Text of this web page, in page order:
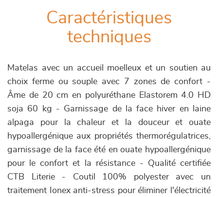
Caractéristiques
techniques
Matelas avec un accueil moelleux et un soutien au
choix ferme ou souple avec 7 zones de confort -
Âme de 20 cm en polyuréthane Elastorem 4.0 HD
soja 60 kg - Garnissage de la face hiver en laine
alpaga pour la chaleur et la douceur et ouate
hypoallergénique aux propriétés thermorégulatrices,
garnissage de la face été en ouate hypoallergénique
pour le confort et la résistance - Qualité certifiée
CTB Literie - Coutil 100% polyester avec un
traitement Ionex anti-stress pour éliminer l'électricité